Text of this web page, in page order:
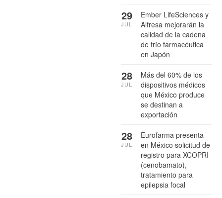
Ember LifeSciences y
Alfresa mejorarán la
calidad de la cadena
de frío farmacéutica
en Japón
29
JUL
Más del 60% de los
dispositivos médicos
que México produce
se destinan a
exportación
28
JUL
Eurofarma presenta
en México solicitud de
registro para XCOPRI
(cenobamato),
tratamiento para
epilepsia focal
28
JUL